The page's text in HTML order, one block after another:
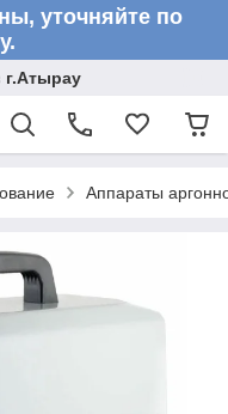
уточняйте по
Аппараты